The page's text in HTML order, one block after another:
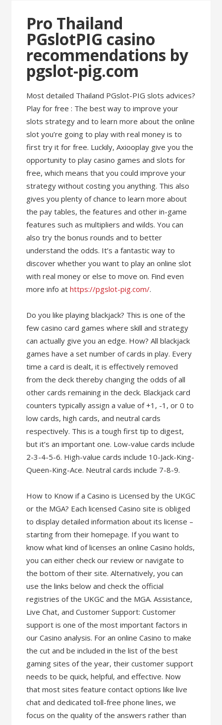
Pro Thailand
PGslotPIG casino
recommendations by
pgslot-pig.com
Most detailed Thailand PGslot-PIG slots advices?
Play for free : The best way to improve your
slots strategy and to learn more about the online
slot you’re going to play with real money is to
first try it for free. Luckily, Axiooplay give you the
opportunity to play casino games and slots for
free, which means that you could improve your
strategy without costing you anything. This also
gives you plenty of chance to learn more about
the pay tables, the features and other in-game
features such as multipliers and wilds. You can
also try the bonus rounds and to better
understand the odds. It’s a fantastic way to
discover whether you want to play an online slot
with real money or else to move on. Find even
more info athttps://pgslot-pig.com/.
Do you like playing blackjack? This is one of the
few casino card games where skill and strategy
can actually give you an edge. How? All blackjack
games have a set number of cards in play. Every
time a card is dealt, it is effectively removed
from the deck thereby changing the odds of all
other cards remaining in the deck. Blackjack card
counters typically assign a value of +1, -1, or 0 to
low cards, high cards, and neutral cards
respectively. This is a tough first tip to digest,
but it’s an important one. Low-value cards include
2-3-4-5-6. High-value cards include 10-Jack-King-
Queen-King-Ace. Neutral cards include 7-8-9.
How to Know if a Casino is Licensed by the UKGC
or the MGA? Each licensed Casino site is obliged
to display detailed information about its license –
starting from their homepage. If you want to
know what kind of licenses an online Casino holds,
you can either check our review or navigate to
the bottom of their site. Alternatively, you can
use the links below and check the official
registries of the UKGC and the MGA. Assistance,
Live Chat, and Customer Support: Customer
support is one of the most important factors in
our Casino analysis. For an online Casino to make
the cut and be included in the list of the best
gaming sites of the year, their customer support
needs to be quick, helpful, and effective. Now
that most sites feature contact options like live
chat and dedicated toll-free phone lines, we
focus on the quality of the answers rather than